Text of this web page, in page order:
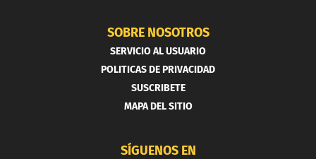
SOBRE NOSOTROS
SERVICIO AL USUARIO
POLITICAS DE PRIVACIDAD
SUSCRIBETE
MAPA DEL SITIO
SÍGUENOS EN